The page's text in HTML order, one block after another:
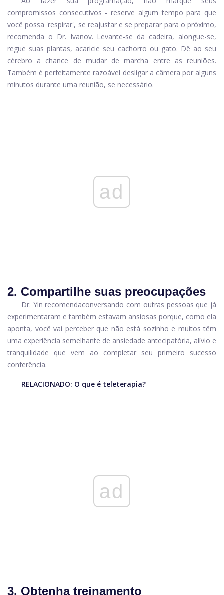
compromissos consecutivos - reserve algum tempo para que
você possa 'respirar', se reajustar e se preparar para o próximo,
recomenda o Dr. Ivanov. Levante-se da cadeira, alongue-se,
regue suas plantas, acaricie seu cachorro ou gato. Dê ao seu
cérebro a chance de mudar de marcha entre as reuniões.
Também é perfeitamente razoável desligar a câmera por alguns
minutos durante uma reunião, se necessário.
ad
2. Compartilhe suas preocupações
Dr. Yin recomendaconversando com outras pessoas que já
experimentaram e também estavam ansiosas porque, como ela
aponta, você vai perceber que não está sozinho e muitos têm
uma experiência semelhante de ansiedade antecipatória, alívio e
tranquilidade que vem ao completar seu primeiro sucesso
conferência.
RELACIONADO: O que é teleterapia?
ad
3. Obtenha treinamento